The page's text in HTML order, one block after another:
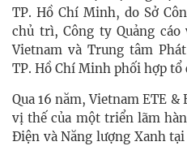
TP. Hồ Chí Minh, do Sở
chủ trì, Công ty Quảng
Vietnam và Trung tâm
TP. Hồ Chí Minh phối hợp tổ
Qua 16 năm, Vietnam ETE
vị thế của một triển lãm
Điện và Năng lượng Xanh